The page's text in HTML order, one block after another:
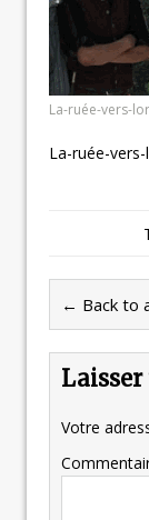
La-ruée-vers-lor
La-ruée-
← Back to
Votre